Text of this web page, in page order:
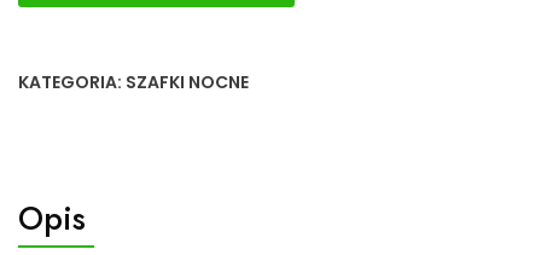
KATEGORIA: SZAFKI NOCNE
Opis